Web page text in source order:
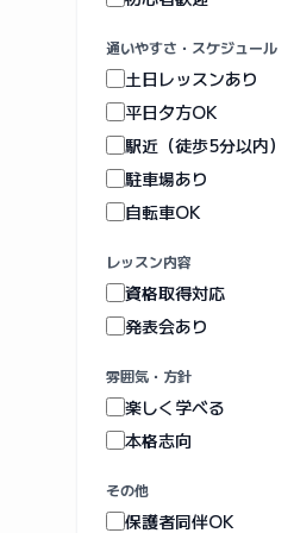
通いやすさ・スケジュール
土日レッスンあり
平日夕方OK
駅近（徒歩5分以内）
駐車場あり
自転車OK
レッスン内容
資格取得対応
発表会あり
雰囲気・方針
楽しく学べる
本格志向
その他
保護者同伴OK